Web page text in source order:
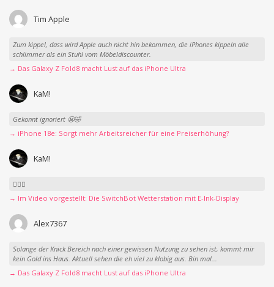
Tim Apple
Zum kippel, dass wird Apple auch nicht hin bekommen, die iPhones kippeln alle
schlimmer als ein Stuhl vom Möbeldiscounter.
→ Das Galaxy Z Fold8 macht Lust auf das iPhone Ultra
KaM!
Gekonnt ignoriert 😬🤣
→ iPhone 18e: Sorgt mehr Arbeitsreicher für eine Preiserhöhung?
KaM!
👍🏻🤣
→ Im Video vorgestellt: Die SwitchBot Wetterstation mit E-Ink-Display
Alex7367
Solange der Knick Bereich nach einer gewissen Nutzung zu sehen ist, kommt mir
kein Gold ins Haus. Aktuell sehen die eh viel zu klobig aus. Bin mal...
→ Das Galaxy Z Fold8 macht Lust auf das iPhone Ultra